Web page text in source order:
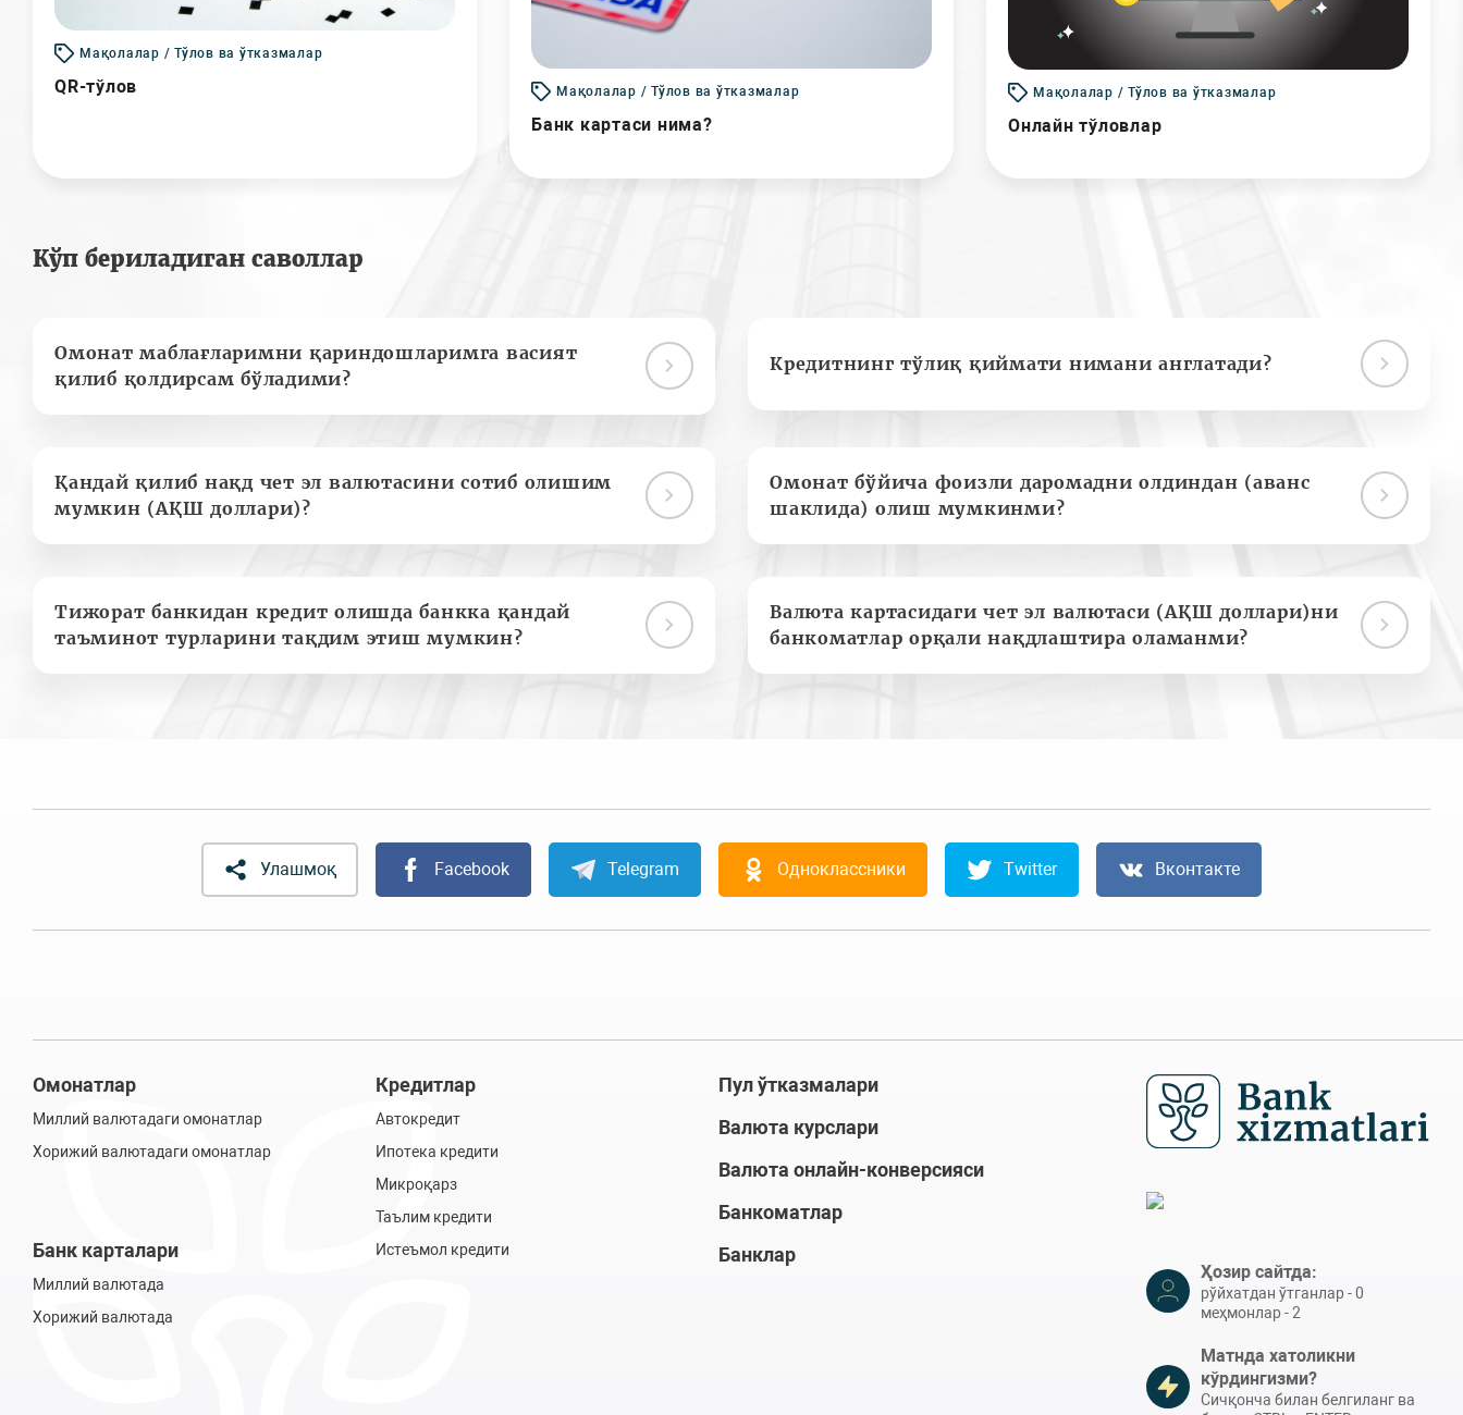
Мақолалар / Тўлов ва ўтказмалар
QR-тўлов Мақолалар / Тўлов ва ўтказмалар
Банк картаси нима?
Мақолалар / Тўлов ва ўтказмалар
Онлайн тўловлар
Кўп бериладиган саволлар
Омонат маблағларимни қариндошларимга васият
қилиб қолдирсам бўладими?
Кредитнинг тўлиқ қиймати нимани англатади?
Қандай қилиб нақд чет эл валютасини сотиб олишим
мумкин (АҚШ доллари)?
Омонат бўйича фоизли даромадни олдиндан (аванс
шаклида) олиш мумкинми?
Тижорат банкидан кредит олишда банкка қандай
таъминот турларини тақдим этиш мумкин?
Валюта картасидаги чет эл валютаси (АҚШ доллари)ни
банкоматлар орқали нақдлаштира оламанми?
Улашмоқ Facebook Telegram Одноклассники Twitter Вконтакте
Омонатлар
Миллий валютадаги омонатлар
Хорижий валютадаги омонатлар
Банк карталари
Миллий валютада
Хорижий валютада
Кредитлар
Автокредит
Ипотека кредити
Микроқарз
Таълим кредити
Истеъмол кредити
Пул ўтказмалари
Валюта курслари
Валюта онлайн-конверсияси
Банкоматлар
Банклар
Ҳозир сайтда:
рўйхатдан ўтганлар - 0
меҳмонлар - 2
Матнда хатоликни
кўрдингизми?
Сичқонча билан белгиланг ва